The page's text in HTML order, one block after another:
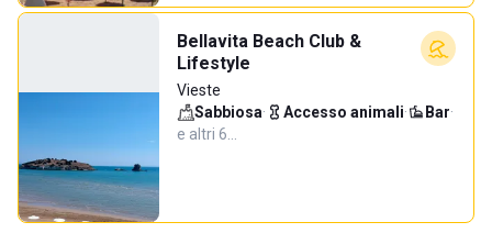
Bellavita Beach Club &
Lifestyle
Vieste
Sabbiosa· Accesso animali· Bar·
e altri 6…